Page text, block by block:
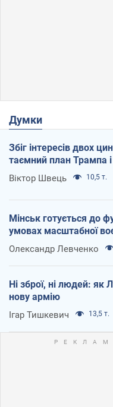
Думки
Збіг інтересів двох
таємний план Трампа і
Віктор Швець 10,5 т.
Мінськ готується до
умовах масштабної
Олександр Левченко
Ні зброї, ні людей: як
нову армію
Ігар Тишкевич 13,5 т.